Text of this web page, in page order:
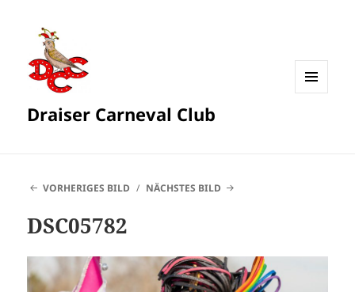
Draiser Carneval Club
VORHERIGES BILD NÄCHSTES BILD
DSC05782